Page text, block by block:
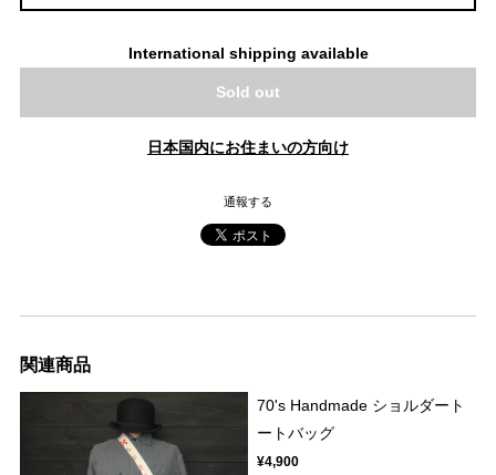
International shipping available
Sold out
日本国内にお住まいの方向け
通報する
関連商品
70's Handmade ショルダート
ートバッグ
¥4,900